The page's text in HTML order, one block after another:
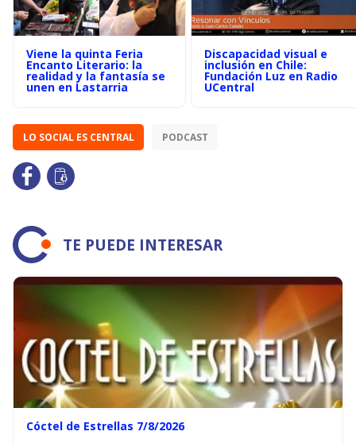
Viene la quinta Feria
Encanto Literario: la
realidad y la fantasía se
unen en Lastarria
Discapacidad visual e
inclusión en Chile:
Fundación Luz en Radio
UCentral
LO SOCIAL ES CENTRAL PODCAST
TE PUEDE INTERESAR
Cóctel de Estrellas 7/8/2026